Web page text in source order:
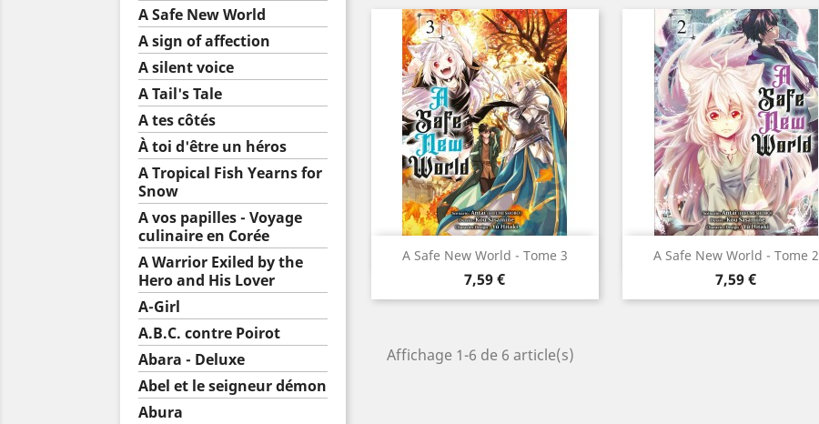
A Safe New World
A sign of affection
A silent voice
A Tail's Tale
A tes côtés
À toi d'être un héros
A Tropical Fish Yearns for
Snow
A vos papilles - Voyage
culinaire en Corée
A Warrior Exiled by the
Hero and His Lover
A-Girl
A.B.C. contre Poirot
Abara - Deluxe
Abel et le seigneur démon
Abura
A Safe New World - Tome 3
Prix
7,59 €
 Aperçu rapide A Safe New World - Tome 2
Prix
7,59 €
 Aperçu rapide
Affichage 1-6 de 6 article(s)